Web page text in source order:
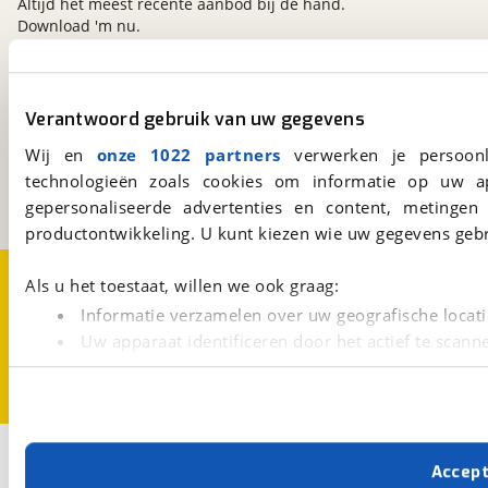
Verantwoord gebruik van uw gegevens
Wij en onze 1022 partners verwerken je
technologieën zoals cookies om informatie op
gepersonaliseerde advertenties en content,
productontwikkeling. U kunt kiezen wie uw gegevens
Als u het toestaat, willen we ook graag:
Informatie verzamelen over uw geografische
Uw apparaat identificeren door het actief te
Lees meer over hoe uw persoonlijke gegevens worden
Met cookies en vergelijkbare technieken zorgen we
cookies zorgen ervoor dat de website goed werkt.
viaBOVAG.nl
3981 AJ
Bunnik
Een initiatief van
BOVAG
Altijd het meest recente aanbod bij de hand.
Download 'm nu.
CookievoorkeurenVacatures